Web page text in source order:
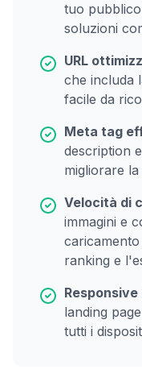
tuo
soluzioni
URL
che includa
facile da
Meta tag
description
migliorare
Velocità di
immagini e
ranking e
Responsive
landing
tutti i